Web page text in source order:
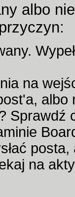
albo
na
albo
Sprawdź
na